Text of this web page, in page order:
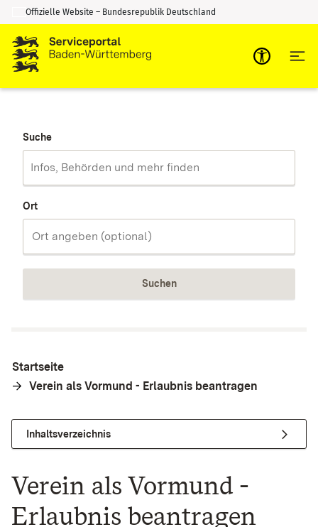
Zum Inhalt springen
Zur Suche springen
Offizielle Website – Bundesrepublik Deutschland
Suche
Ort
Suchen
Startseite
Verein als Vormund - Erlaubnis beantragen
Inhaltsverzeichnis
Verein als Vormund -
Erlaubnis beantragen